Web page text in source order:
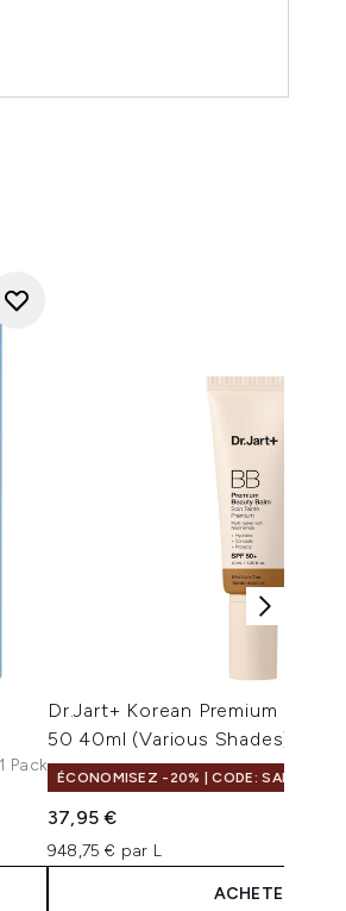
Pack
Dr.Jart+ Korean Premium
50 40ml (Various Shades)
ÉCONOMISEZ -20% | CODE: SALELF
37,95 €
948,75 € par L
ACHETER